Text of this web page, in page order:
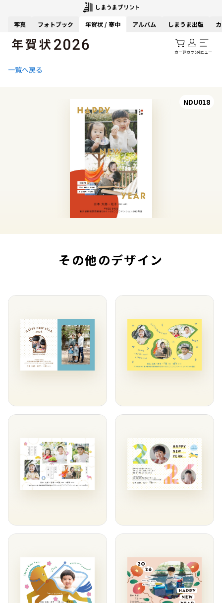
写真 フォトブック 年賀状 / 寒中 アルバム しまうま出版
カートアカウントメニュー
一覧へ戻る
NDU018
その他のデザイン